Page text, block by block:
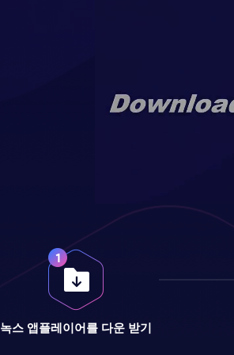
녹스 앱플레이어를 다운 받기